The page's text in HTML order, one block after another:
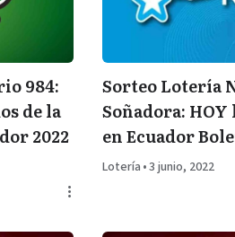
984:
de la
2022
Sorteo Lotería
Soñadora: HOY
en Ecuador
Lotería •3 junio, 2022